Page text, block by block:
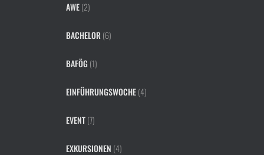
AWE(2)
BACHELOR (6)
BAFÖG (1)
EINFÜHRUNGSWOCHE(4)
EVENT(7)
EXKURSIONEN (4)